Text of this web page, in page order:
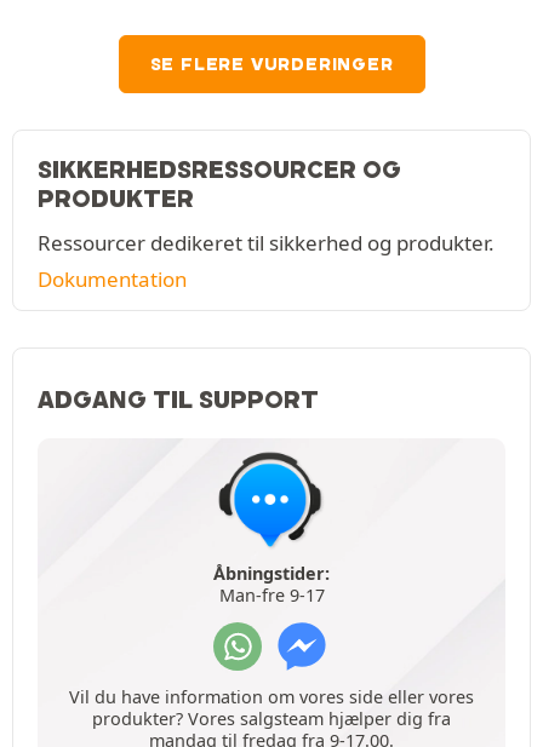
SE FLERE VURDERINGER
SIKKERHEDSRESSOURCER OG
PRODUKTER
Ressourcer dedikeret til sikkerhed og produkter.
Dokumentation
ADGANG TIL SUPPORT
Åbningstider:
Man-fre 9-17
Vil du have information om vores side eller vores
produkter? Vores salgsteam hjælper dig fra
mandag til fredag fra 9-17.00.